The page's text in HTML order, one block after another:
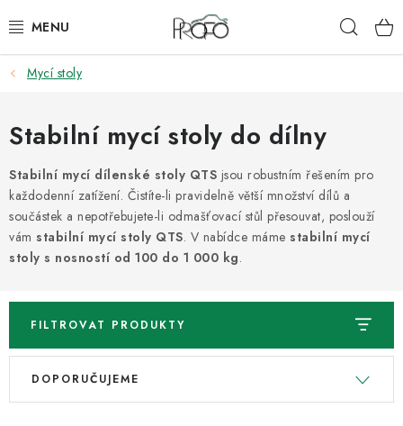
na
ZVEDÁKY
ZOUVAČKY
VYVAŽOVAČKY
GEOMETRIE
AUTOMATICKÉ PŘEVODOVKY
OLEJE A KAPALINY
ODSÁVÁNÍ
Mycí stoly
Stabilní mycí stoly do dílny
Stabilní mycí dílenské stoly QTS jsou robustním řešením pro
každodenní zatížení. Čistíte-li pravidelně větší množství dílů a
součástek a nepotřebujete-li odmašťovací stůl přesouvat, poslouží
vám stabilní mycí stoly QTS. V nabídce máme stabilní mycí
stoly s nosností od 100 do 1 000 kg.
FILTROVAT PRODUKTY
V
Ř
DOPORUČUJEME